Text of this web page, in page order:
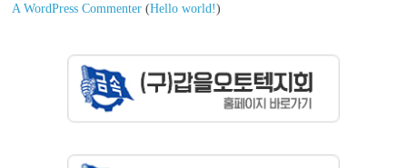
A WordPress Commenter (Hello world!)